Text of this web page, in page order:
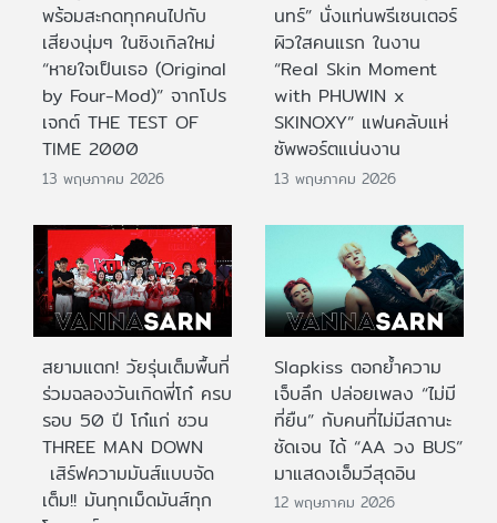
พร้อมสะกดทุกคนไปกับ
เสียงนุ่มๆ ในซิงเกิลใหม่
“หายใจเป็นเธอ (Original
by Four-Mod)” จากโปร
เจกต์ THE TEST OF
TIME 2000
13 พฤษภาคม 2026
นทร์” นั่งแท่นพรีเซนเตอร์
ผิวใสคนแรก ในงาน
“Real Skin Moment
with PHUWIN x
SKINOXY” แฟนคลับแห่
ซัพพอร์ตแน่นงาน
13 พฤษภาคม 2026
สยามแตก! วัยรุ่นเต็มพื้นที่
ร่วมฉลองวันเกิดพี่โก๋ ครบ
รอบ 50 ปี โก๋แก่ ชวน
THREE MAN DOWN
เสิร์ฟความมันส์แบบจัด
เต็ม!! มันทุกเม็ดมันส์ทุก
Slapkiss ตอกย้ำความ
เจ็บลึก ปล่อยเพลง “ไม่มี
ที่ยืน” กับคนที่ไม่มีสถานะ
ชัดเจน ได้ “AA วง BUS”
มาแสดงเอ็มวีสุดอิน
12 พฤษภาคม 2026